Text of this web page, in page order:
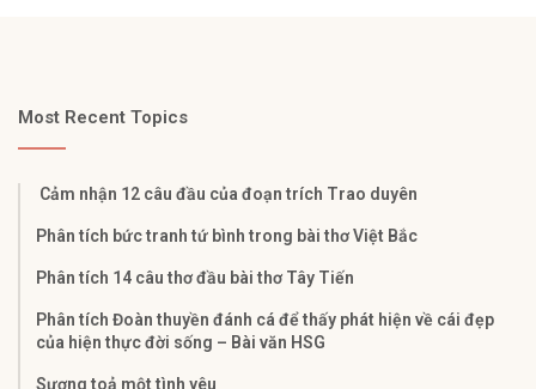
Most Recent Topics
Cảm nhận 12 câu đầu của đoạn trích Trao duyên
Phân tích bức tranh tứ bình trong bài thơ Việt Bắc
Phân tích 14 câu thơ đầu bài thơ Tây Tiến
Phân tích Đoàn thuyền đánh cá để thấy phát hiện về cái đẹp
của hiện thực đời sống – Bài văn HSG
Sương toả một tình yêu